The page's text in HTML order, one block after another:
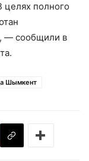
целях полного
— сообщили в
Шымкент